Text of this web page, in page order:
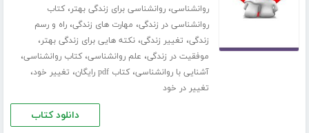
روانشناسی،روانشناسی برای زندگی بهتر،کتاب
روانشناسی در زندگی، مهارت های زندگی،راه و رسم
زندگی، تغییر زندگی،نکته هایی برای زندگی بهتر،
موفقیت در زندگی، علم روانشناسی،کتاب روانشناسی،
آشنایی با روانشناسی،کتاب pdf رایگان ، تغییر خود،
تغییر در خود
دانلود کتاب